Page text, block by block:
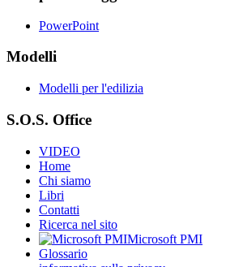
PowerPoint
Modelli
Modelli per l'edilizia
S.O.S. Office
VIDEO
Home
Chi siamo
Libri
Contatti
Ricerca nel sito
Microsoft PMI
Glossario